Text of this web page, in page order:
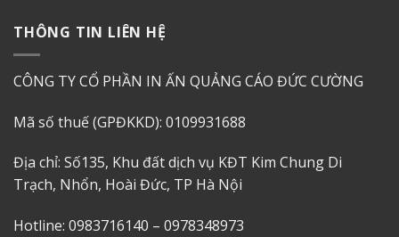
THÔNG TIN LIÊN HỆ
CÔNG TY CỔ PHẦN IN ẤN QUẢNG CÁO ĐỨC CƯỜNG
Mã số thuế (GPĐKKD): 0109931688
Địa chỉ: Số135, Khu đất dịch vụ KĐT Kim Chung Di
Trạch, Nhổn, Hoài Đức, TP Hà Nội
Hotline: 0983716140 – 0978348973